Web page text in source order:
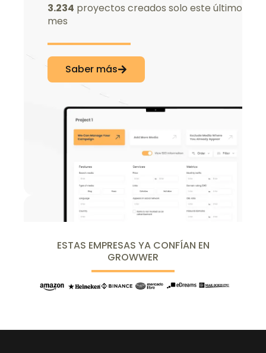
3.234 proyectos creados solo este último
mes
Saber más
ESTAS EMPRESAS YA CONFÍAN EN
GROWWER